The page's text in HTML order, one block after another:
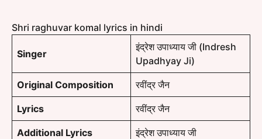
Shri raghuvar komal lyrics in hindi
Singer
इंद्रेश उपाध्याय जी (Indresh
Upadhyay Ji)
Original Composition रवींद्र जैन
Lyrics रवींद्र जैन
Additional Lyrics इंद्रेश उपाध्याय जी